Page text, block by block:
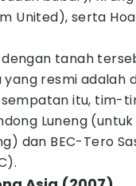
United), serta
tanah
resmi adalah
itu, tim-
Luneng
dan BEC-Tero